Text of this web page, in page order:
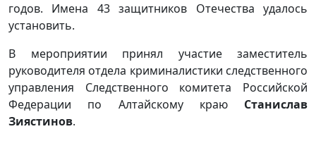
годов. Имена 43 защитников Отечества удалось
установить.
В мероприятии принял участие заместитель
руководителя отдела криминалистики следственного
управления Следственного комитета Российской
Федерации по Алтайскому краю Станислав
Зиястинов.